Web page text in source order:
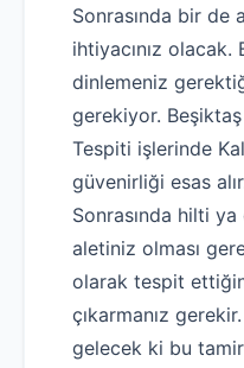
Sonrasında bir de
ihtiyacınız olacak.
dinlemeniz
gerekiyor. Beşiktaş
Tespiti işlerinde
güvenirliği esas
Sonrasında hilti
aletiniz olması
olarak tespit
çıkarmanız
gelecek ki bu